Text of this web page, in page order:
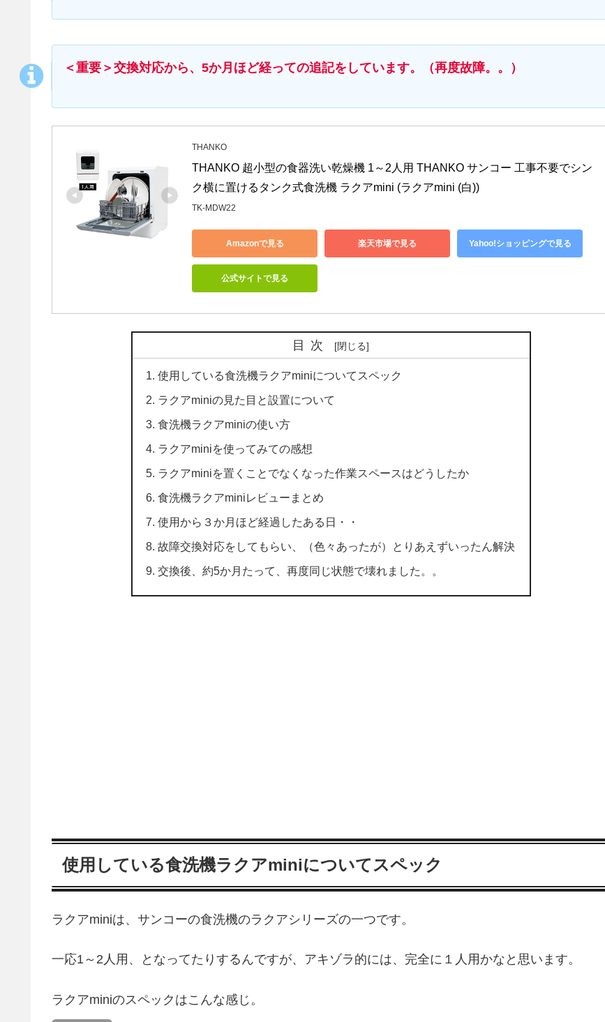
＜重要＞交換対応から、5か月ほど経っての追記をしています。（再度故障。。）
THANKO
THANKO 超小型の食器洗い乾燥機 1～2人用 THANKO サンコー 工事不要でシン
ク横に置けるタンク式食洗機 ラクアmini (ラクアmini (白))
TK-MDW22
Amazonで見る 楽天市場で見る Yahoo!ショッピングで見る
公式サイトで見る
目次
使用している食洗機ラクアminiについてスペック
ラクアminiの見た目と設置について
食洗機ラクアminiの使い方
ラクアminiを使ってみての感想
ラクアminiを置くことでなくなった作業スペースはどうしたか
食洗機ラクアminiレビューまとめ
使用から３か月ほど経過したある日・・
故障交換対応をしてもらい、（色々あったが）とりあえずいったん解決
交換後、約5か月たって、再度同じ状態で壊れました。。
使用している食洗機ラクアminiについてスペック
ラクアminiは、サンコーの食洗機のラクアシリーズの一つです。
一応1～2人用、となってたりするんですが、アキゾラ的には、完全に１人用かなと思います。
ラクアminiのスペックはこんな感じ。